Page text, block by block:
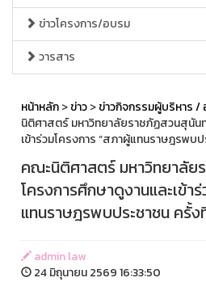
ข่าวโครงการ/อบรม
วารสาร
หน้าหลัก>ข่าว>ข่าวกิจกรรมผู้บริหาร /
นิติศาสตร์ มหาวิทยาลัยราชภัฏสวนสุนัน
เข้าร่วมโครงการ “สภาผู้แทนราษฎรพบป
คณะนิติศาสตร์ มหาวิทยาลัย
โครงการศึกษาดูงานและเข้า
แทนราษฎรพบประชาชน ครั้ง
admin law
24 มิถุนายน 2569 16:33:50